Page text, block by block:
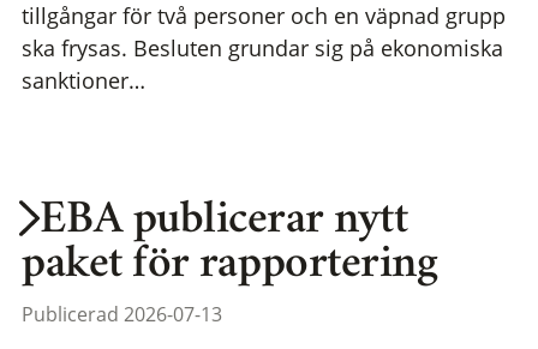
tillgångar för två personer och en väpnad grupp
ska frysas. Besluten grundar sig på ekonomiska
sanktioner…
EBA publicerar nytt
paket för rapportering
Publicerad 2026-07-13